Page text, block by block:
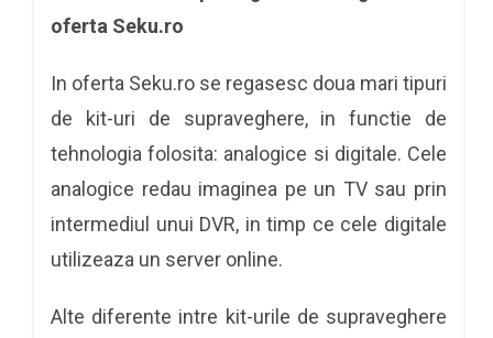
oferta Seku.ro
In oferta Seku.ro se regasesc doua mari tipuri
de kit-uri de supraveghere, in functie de
tehnologia folosita: analogice si digitale. Cele
analogice redau imaginea pe un TV sau prin
intermediul unui DVR, in timp ce cele digitale
utilizeaza un server online.
Alte diferente intre kit-urile de supraveghere